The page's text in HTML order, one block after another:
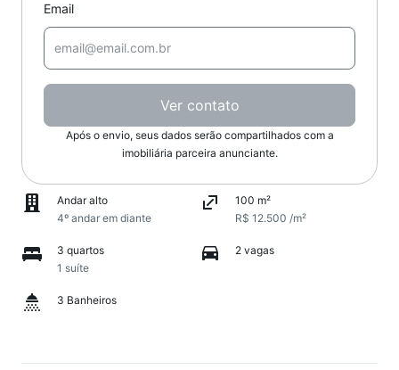
Email
Ver contato
Após o envio, seus dados serão compartilhados com a
imobiliária parceira anunciante.
Andar alto
4º andar em diante
100 m²
R$ 12.500 /m²
3 quartos
1 suíte
2 vagas
3 Banheiros